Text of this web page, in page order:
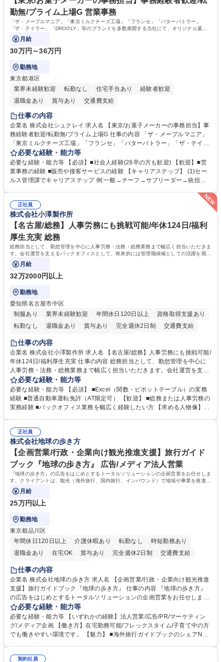
キャリアを築きたい」という前向きな意欲と挑戦を全力で応援します。 学
歴・資格 学歴：大学院 大学 高専 短大 専修学校 高校 語学力： 資格：日商
簿記検定1級 日商簿記検定2級 日商簿記検定3級
勤無/プライム上場G 営業事務
「ザ・メープルマニア」「東京ミルクチーズ工場」「フランセ」「バターバトラー」
「ザ・テイラー」「DROOLY」等のブランドを多数展開する当社にて、オリジナル菓子
ブランド商品の事務業務をお任せいたします。
月給
30万円～36万円
勤務地
東京都港区
業界未経験歓迎
転勤なし 住宅手当あり
経験者歓迎
退職金あり
賞与あり 交通費支給
仕事の内容
企業名 株式会社シュクレイ 求人名 【東京/お菓子メーカーの事務担当】事
務経験者歓迎/転勤無/プライム上場G 仕事の内容 「ザ・メープルマニア」
「東京ミルクチーズ工場」「フランセ」「バターバトラー」「ザ・テイラ
ー」「DROOLY」等のブランドを多数展開する当社にて、オリジナル菓子
ブランド商品の事務業務をお任せいたします。 【具体的な業務内容】 ■店
舗からの発注受付/PC入力業務 ■受電対応(社内/社外) ■商品のマスター登
録 ■日々の売上抽出・報告 ■提携企業への書類送付業務 ■契約書管理業務
必要な経験・能力等
必要な経験・能力等 【必須】■社会人経験(26卒の方も歓迎) 【歓迎】■営
業事務の経験 ■販売や接客サービスの経験 【キャリアステップ】 (1)セー
ルス管理課でキャリアステップ 例:一般→チーフ→サブリーダー→統括リ
験で経営管理部内で経理へ異動した方もいらっしゃいます。年3回の面談
や個別面談を通してご自身のキャリアと向き合っていただき、会社として
もバックアップしていきます。 学歴・資格 学歴：大学院 大学 高専 短大
専修学校 高校 語学力： 資格：
正社員
株式会社小澤製作所
【名古屋/総務】人事労務にも挑戦可能/年休124日/福利
厚生充実 総務
総務担当として、勤怠管理を中心に人事労務・法務・総務業務まで幅広く担当いただきま
す。会社運営を支えるバックオフィスとして、将来的には管理職候補としての活躍を期待
しています。
月給
32万2000円以上
勤務地
愛知県名古屋市中区
制服あり
業界未経験歓迎 年間休日120日以上
資格取得支援あり
転勤なし
退職金あり 賞与あり 完全週休2日制
交通費支給
駅近5分以内
仕事の内容
企業名 株式会社小澤製作所 求人名 【名古屋/総務】人事労務にも挑戦可能/
年休124日/福利厚生充実 仕事の内容 総務担当として、勤怠管理を中心に
人事労務・法務・総務業務まで幅広く担当いただきます。会社運営を支え
るバックオフィスとして、将来的には管理職候補としての活躍を期待して
います。 勤怠管理や入退社手続き、社会保険手続き、採用補助などの人事
労務業務を中心に、契約書管理、備品・設備管理、株主総会・取締役会運
営などの総務業務も担当します。また、コンプライアンス推進や個人情報
支える中核メンバーとして活躍いただきます。 募集職種 【名古屋/総務】
人事労務にも挑戦可能/年休124日/福利厚生充実
必要な経験・能力等
必要な経験・能力等 【必須】 ■Excel（関数・ピボットテーブル）の実務
経験 ■普通自動車運転免許（AT限定可） 【歓迎】 ■総務または人事労務の
実務経験 ■バックオフィス業務を幅広く経験したい方 【求める人物像】
歴：大学院 大学 高専 短大 専修学校 高校 語学力： 資格：日商簿記検定2
級
正社員
株式会社地球の歩き方
【企画営業/行政・企業向け観光推進支援】旅行ガイド
ブック『地球の歩き方』 広告/メディア法人営業
『地球の歩き方』の広告をはじめとするトータルソリューションの企画営業をお任せしま
す。クライアントは、観光（海外旅行、国内旅行、インバウンド）で地域や事業を推進し
たい国内外の行政や企業です。
月給
25万円以上
勤務地
東京都品川区
年間休日120日以上
介護休暇あり 転勤なし
時短勤務あり
退職金あり
在宅OK 賞与あり 完全週休2日制
交通費支給
駅近5分以内
仕事の内容
企業名 株式会社地球の歩き方 求人名 【企画営業/行政・企業向け観光推進
支援】旅行ガイドブック『地球の歩き方』 仕事の内容 『地球の歩き方』
の広告をはじめとするトータルソリューションの企画営業をお任せしま
す。クライアントは、観光（海外旅行、国内旅行、インバウンド）で地域
や事業を推進したい国内外の行政や企業です。 【業務詳細】■『地球の歩
き方』は海外旅行ガイドブックのNo.1ブランドであり、国内旅行において
も牽引しております。観光推進支援においても、業界を牽引する意欲的な
に、インバウンドのトップブランドに成長しております■旅が業務であ
必要な経験・能力等
必要な経験・能力等 【いずれかの経験】法人営業/広告/PR/マーケティン
グ/メディア企画 【働き方】在宅勤務可能/フレックスタイム/子育て中の方
でも働きやすい環境です。 【魅力】 ■海外旅行ガイドブックのシェアNo.1
契約社員